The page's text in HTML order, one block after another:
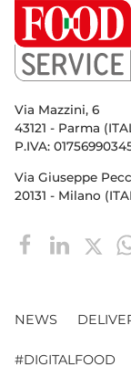
Via Mazzini, 6
43121 - Parma
P.IVA:
Via Giuseppe
20131 - Milano
NEWS
#DIGITALFOOD